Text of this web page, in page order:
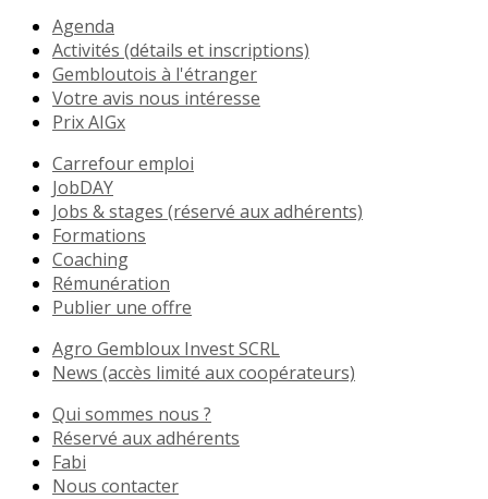
Agenda
Activités (détails et inscriptions)
Gembloutois à l'étranger
Votre avis nous intéresse
Prix AIGx
Carrefour emploi
JobDAY
Jobs & stages (réservé aux adhérents)
Formations
Coaching
Rémunération
Publier une offre
Agro Gembloux Invest SCRL
News (accès limité aux coopérateurs)
Qui sommes nous ?
Réservé aux adhérents
Fabi
Nous contacter